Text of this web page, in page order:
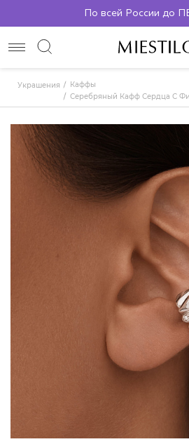
По всей России до
Украшения
Каффы
Серебряный Кафф Сердца С